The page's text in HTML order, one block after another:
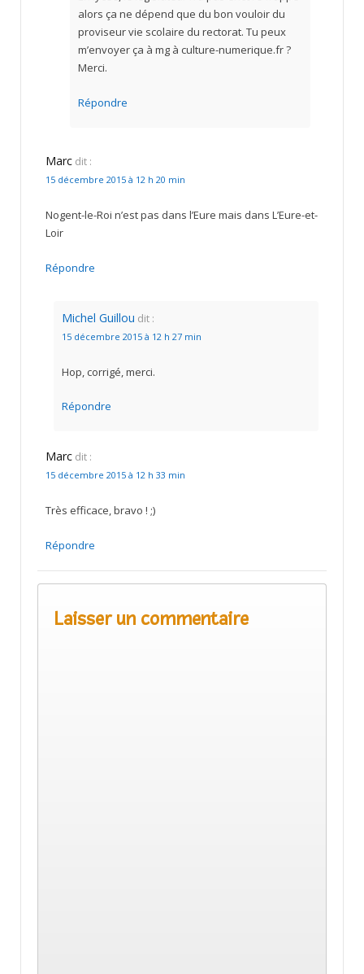
alors ça ne dépend que du bon vouloir du
proviseur vie scolaire du rectorat. Tu peux
m’envoyer ça à mg à culture-numerique.fr ?
Merci.
Répondre
Marc dit :
15 décembre 2015 à 12 h 20 min
Nogent-le-Roi n’est pas dans l’Eure mais dans L’Eure-et-
Loir
Répondre
Michel Guillou dit :
15 décembre 2015 à 12 h 27 min
Hop, corrigé, merci.
Répondre
Marc dit :
15 décembre 2015 à 12 h 33 min
Très efficace, bravo ! ;)
Répondre
Laisser un commentaire